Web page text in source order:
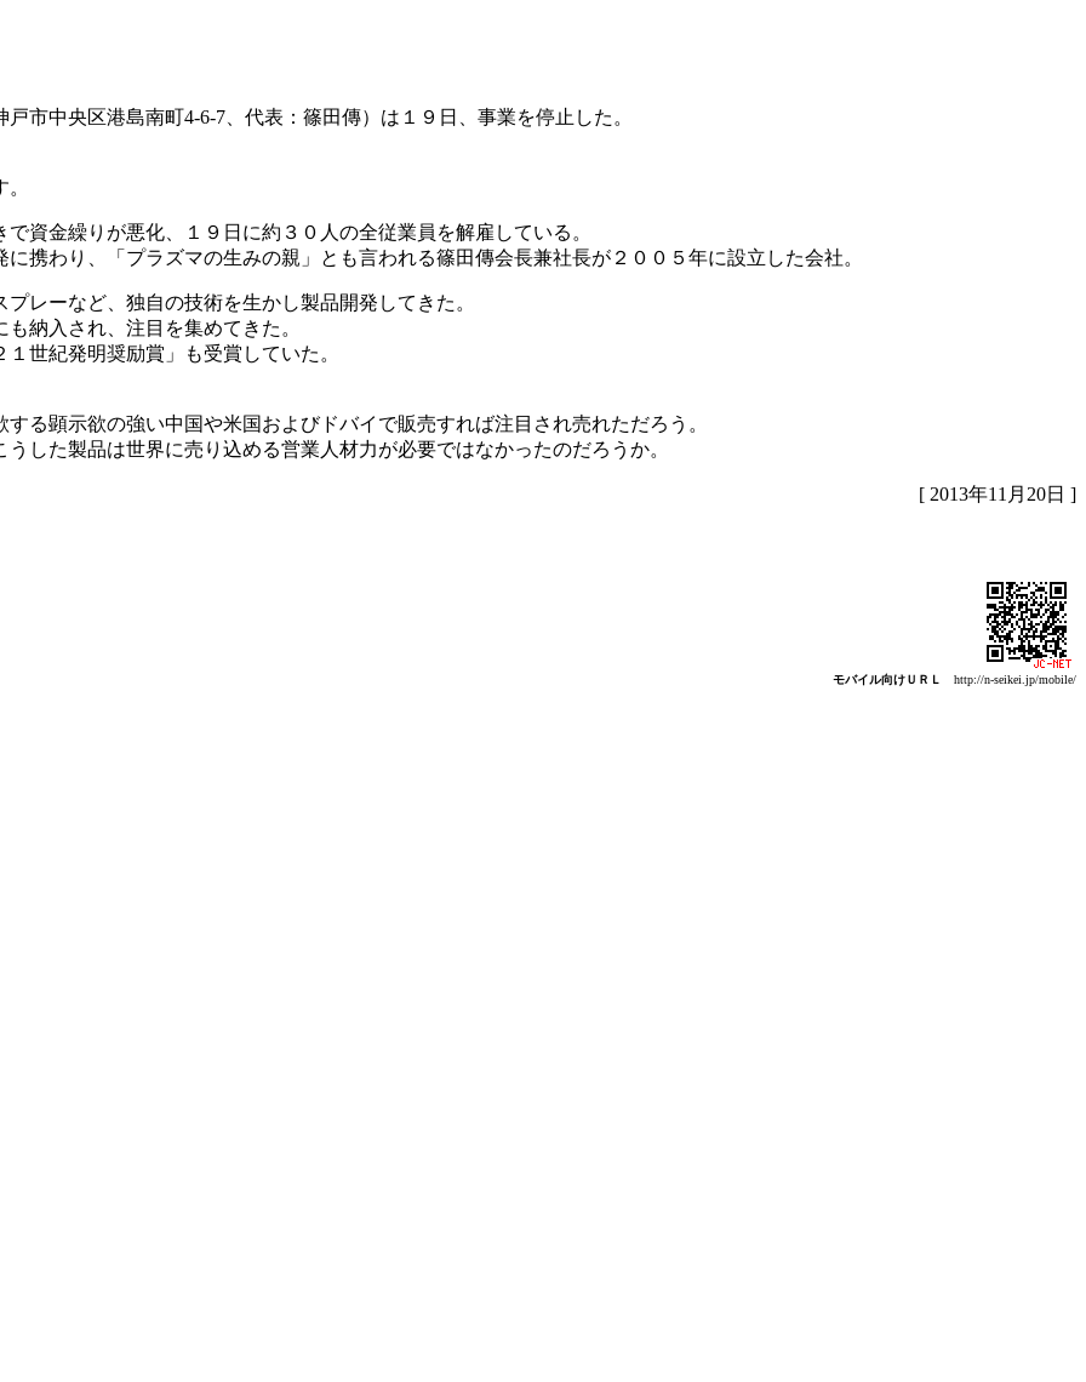
市中央区港島南町4-6-7、代表：篠田傳）は１９日、事業を停止した。
資金繰りが悪化、１９日に約３０人の全従業員を解雇している。
携わり、「プラズマの生みの親」とも言われる篠田傳会長兼社長が２００５年に設立した会社。
レーなど、独自の技術を生かし製品開発してきた。
納入され、注目を集めてきた。
世紀発明奨励賞」も受賞していた。
る顕示欲の強い中国や米国およびドバイで販売すれば注目され売れただろう。
した製品は世界に売り込める営業人材力が必要ではなかったのだろうか。
[ 2013年11月20日 ]
モバイル向けＵＲＬ http://n-seikei.jp/mobile/